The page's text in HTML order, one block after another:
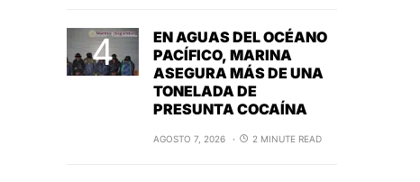
EN AGUAS DEL OCÉANO
PACÍFICO, MARINA
ASEGURA MÁS DE UNA
TONELADA DE
PRESUNTA COCAÍNA
AGOSTO 7, 2026 2 MINUTE READ